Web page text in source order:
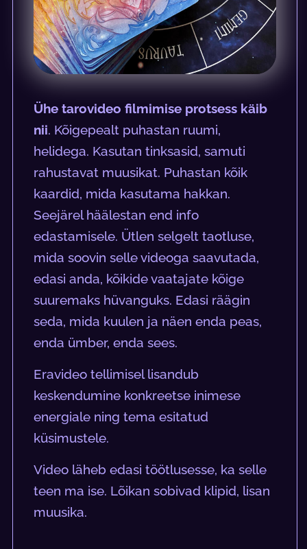
Ühe tarovideo filmimise protsess käib
nii. Kõigepealt puhastan ruumi,
helidega. Kasutan tinksasid, samuti
rahustavat muusikat. Puhastan kõik
kaardid, mida kasutama hakkan.
Seejärel häälestan end info
edastamisele. Ütlen selgelt taotluse,
mida soovin selle videoga saavutada,
edasi anda, kõikide vaatajate kõige
suuremaks hüvanguks. Edasi räägin
seda, mida kuulen ja näen enda peas,
enda ümber, enda sees.
Eravideo tellimisel lisandub
keskendumine konkreetse inimese
energiale ning tema esitatud
küsimustele.
Video läheb edasi töötlusesse, ka selle
teen ma ise. Lõikan sobivad klipid, lisan
muusika.